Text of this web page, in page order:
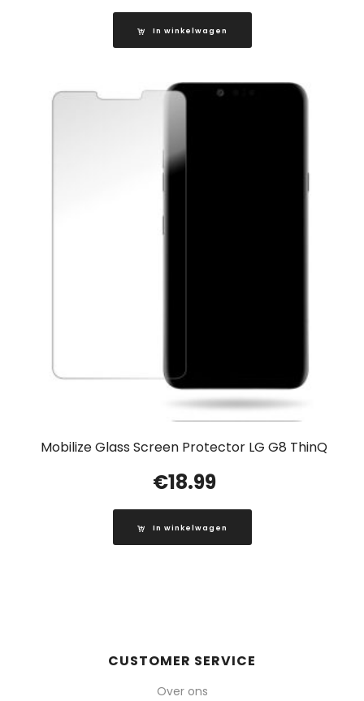
In winkelwagen
Mobilize Glass Screen Protector LG G8 ThinQ
€18.99
In winkelwagen
CUSTOMER SERVICE
Over ons